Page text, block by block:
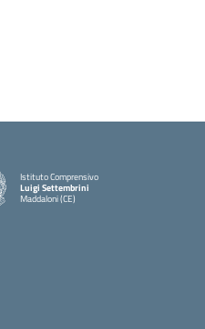
Istituto Comprensivo
Luigi Settembrini
Maddaloni (CE)